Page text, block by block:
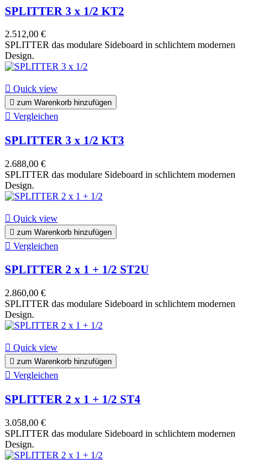
SPLITTER 3 x 1/2 KT2
2.512,00 €
SPLITTER das modulare Sideboard in schlichtem modernen
Design.
 Quick view
 zum Warenkorb hinzufügen
 Vergleichen
SPLITTER 3 x 1/2 KT3
2.688,00 €
SPLITTER das modulare Sideboard in schlichtem modernen
Design.
 Quick view
 zum Warenkorb hinzufügen
 Vergleichen
SPLITTER 2 x 1 + 1/2 ST2U
2.860,00 €
SPLITTER das modulare Sideboard in schlichtem modernen
Design.
 Quick view
 zum Warenkorb hinzufügen
 Vergleichen
SPLITTER 2 x 1 + 1/2 ST4
3.058,00 €
SPLITTER das modulare Sideboard in schlichtem modernen
Design.